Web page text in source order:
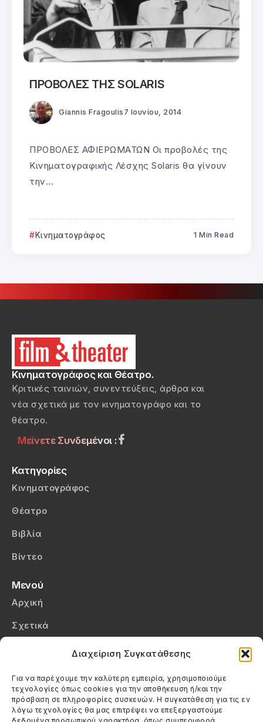
Διαχείριση Συγκατάθεσης
Για να παρέχουμε την καλύτερη εμπειρία, χρησιμοποιούμε
τεχνολογίες όπως cookies για την αποθήκευση ή/και την
πρόσβαση σε πληροφορίες συσκευών. Η συγκατάθεση για τις εν
λόγω τεχνολογίες θα μας επιτρέψει να επεξεργαστούμε
ΠΡΟΒΟΛΕΣ ΤΗΣ SOLARIS
Giannis Fragoulis 7 Ιουνίου, 2014
ΠΡΟΒΟΛΕΣ ΑΦΙΕΡΩΜΑΤΩΝ Οι προβολές της
Κινηματογραφικής Λέσχης Solaris θα γίνουν
την...
Κινηματογράφος 1 Min Read
Κινηματογράφος και Θέατρο.
Κριτικές ταινιών, συνεντεύξεις, άρθρα και
νέα σχετικά με τον κινηματογράφο και το
θέατρο.
Μείνετε Συνδεμένοι :
Κατηγορίες
Κινηματογράφος
Θέατρο
Βιβλία
Βίντεο
Μενού
Αρχική
Σχετικά
Πολιτική Cookies (ΕΕ)